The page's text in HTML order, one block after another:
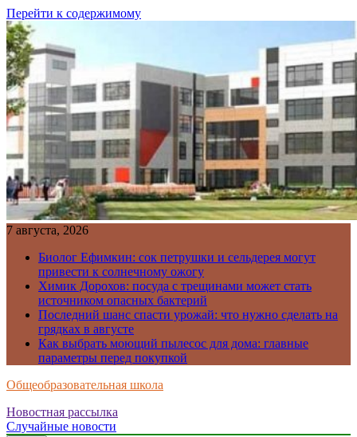
Перейти к содержимому
7 августа, 2026
Биолог Ефимкин: сок петрушки и сельдерея могут
привести к солнечному ожогу
Химик Дорохов: посуда с трещинами может стать
источником опасных бактерий
Последний шанс спасти урожай: что нужно сделать на
грядках в августе
Как выбрать моющий пылесос для дома: главные
параметры перед покупкой
Общеобразовательная школа
Новостная рассылка
Случайные новости